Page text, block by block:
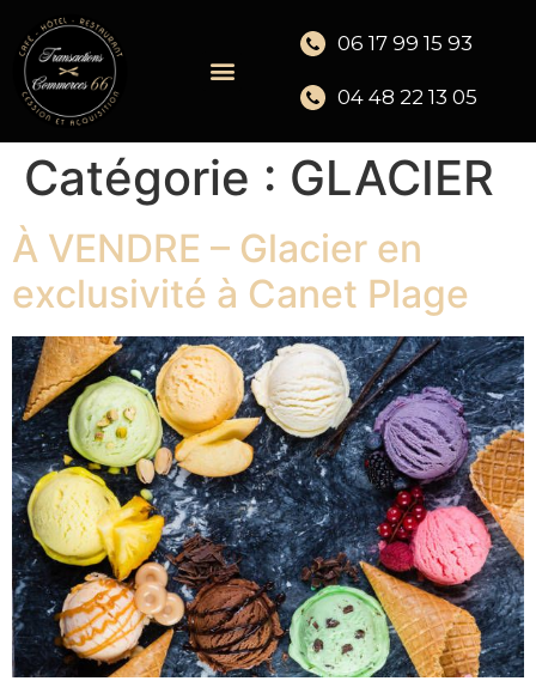
06 17 99 15 93
04 48 22 13 05
Catégorie : GLACIER
À VENDRE – Glacier en
exclusivité à Canet Plage